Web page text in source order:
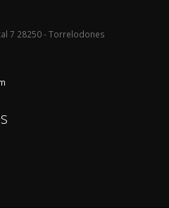
7 28250 - Torrelodones